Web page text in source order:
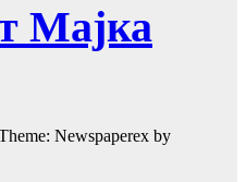
Мајка
Newspaperex by